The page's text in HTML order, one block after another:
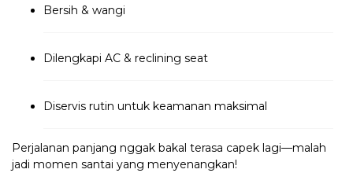
Bersih & wangi
Dilengkapi AC & reclining seat
Diservis rutin untuk keamanan maksimal
Perjalanan panjang nggak bakal terasa capek lagi—malah
jadi momen santai yang menyenangkan!